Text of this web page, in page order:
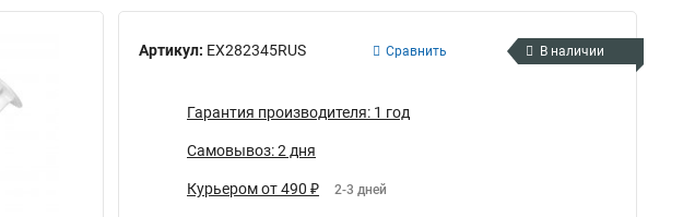
Артикул: EX282345RUS Сравнить В наличии
Гарантия производителя: 1 год
Самовывоз: 2 дня
Курьером от 490 ₽ 2-3 дней